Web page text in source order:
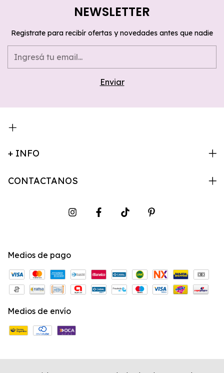
NEWSLETTER
Registrate para recibír ofertas y novedades antes que nadie
+ INFO
CONTACTANOS
Medios de pago
Medios de envío